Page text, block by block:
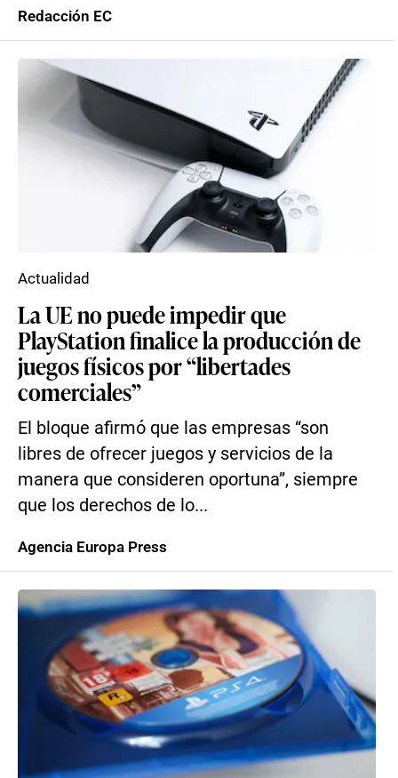
Redacción EC
La UE no puede impedir que
PlayStation finalice la producción de
juegos físicos por “libertades
comerciales”
El bloque afirmó que las empresas “son
libres de ofrecer juegos y servicios de la
manera que consideren oportuna”, siempre
que los derechos de lo...
Actualidad
Agencia Europa Press